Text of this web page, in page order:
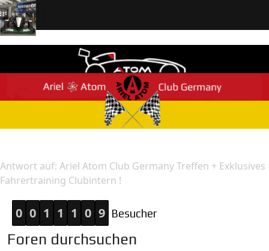
Antwort auf: Ariel Atom Club Germany Treffen + Exklusives
Fahrertraining Clubintern !
0 0 1 1 1 0 9 Besucher
Foren durchsuchen